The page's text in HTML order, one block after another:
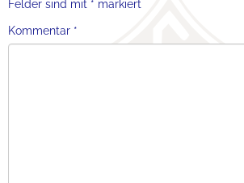
Felder sind mit * markiert
Kommentar *